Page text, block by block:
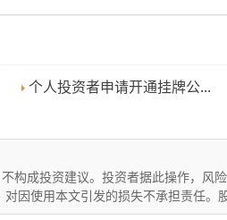
个人投资者申请开通挂牌公...
构成投资建议。投资者据此操作，风
因使用本文引发的损失不承担责任。